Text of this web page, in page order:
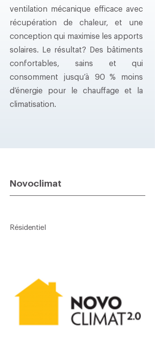
ventilation mécanique efficace avec
récupération de chaleur, et une
conception qui maximise les apports
solaires. Le résultat? Des bâtiments
confortables, sains et qui
consomment jusqu’à 90 % moins
d’énergie pour le chauffage et la
climatisation.
Novoclimat
Résidentiel